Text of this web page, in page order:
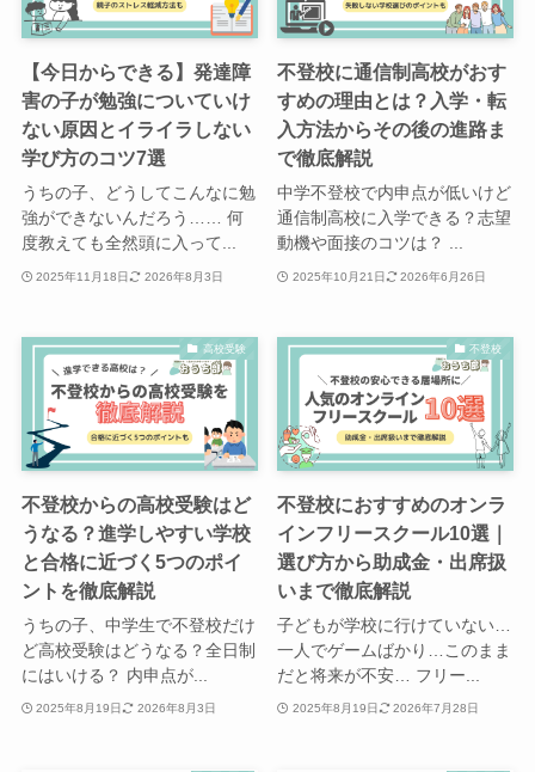
【今日からできる】発達障
害の子が勉強についていけ
ない原因とイライラしない
学び方のコツ7選
うちの子、どうしてこんなに勉
強ができないんだろう…… 何
度教えても全然頭に入って...
2025年11月18日 2026年8月3日
不登校に通信制高校がおす
すめの理由とは？入学・転
入方法からその後の進路ま
で徹底解説
中学不登校で内申点が低いけど
通信制高校に入学できる？志望
動機や面接のコツは？ ...
2025年10月21日 2026年6月26日
高校受験
不登校からの高校受験はど
うなる？進学しやすい学校
と合格に近づく5つのポイ
ントを徹底解説
うちの子、中学生で不登校だけ
ど高校受験はどうなる？全日制
にはいける？ 内申点が...
2025年8月19日 2026年8月3日
不登校
不登校におすすめのオンラ
インフリースクール10選｜
選び方から助成金・出席扱
いまで徹底解説
子どもが学校に行けていない…
一人でゲームばかり…このまま
だと将来が不安… フリー...
2025年8月19日 2026年7月28日